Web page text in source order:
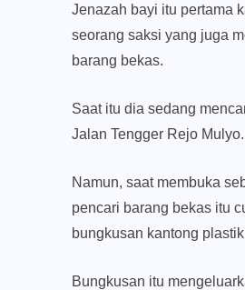
Jenazah bayi itu pertama
seorang saksi yang juga
barang bekas.
Saat itu dia sedang
Jalan Tengger Rejo Mulyo.
Namun, saat membuka
pencari barang bekas itu
bungkusan kantong
Bungkusan itu